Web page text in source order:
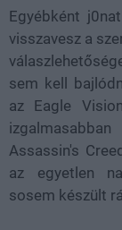
Egyébként
visszavesz a
sem kell
az Eagle
Assassin's
az egyetlen
sosem készült